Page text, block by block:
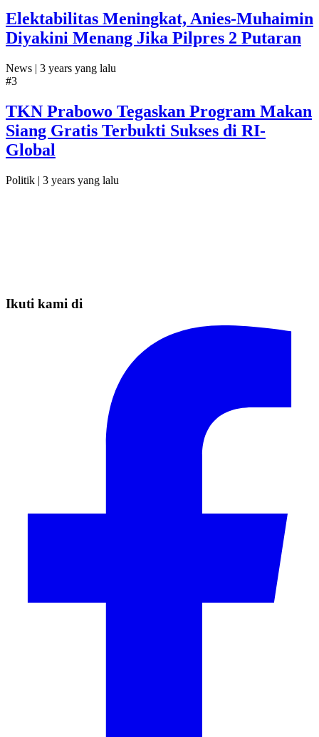
Elektabilitas Meningkat, Anies-Muhaimin
Diyakini Menang Jika Pilpres 2 Putaran
News | 3 years yang lalu
#3
TKN Prabowo Tegaskan Program Makan
Siang Gratis Terbukti Sukses di RI-
Global
Politik | 3 years yang lalu
Ikuti kami di